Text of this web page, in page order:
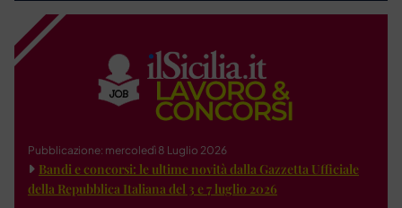
Pubblicazione: mercoledì 8 Luglio 2026
Bandi e concorsi: le ultime novità dalla Gazzetta Ufficiale
della Repubblica Italiana del 3 e 7 luglio 2026